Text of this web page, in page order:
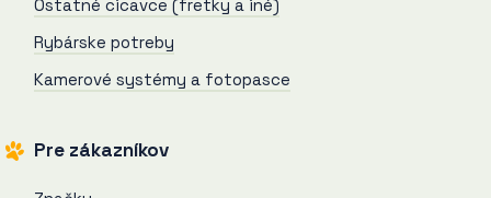
Ostatné cicavce (fretky a iné)
Rybárske potreby
Kamerové systémy a fotopasce
Pre zákazníkov